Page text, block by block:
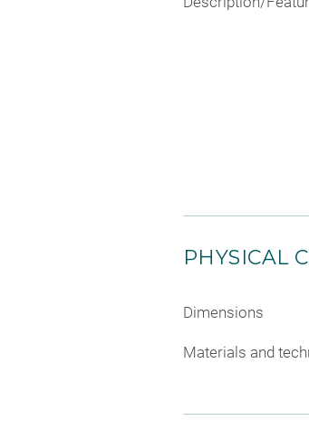
PHYSICAL
Dimensions
Materials and